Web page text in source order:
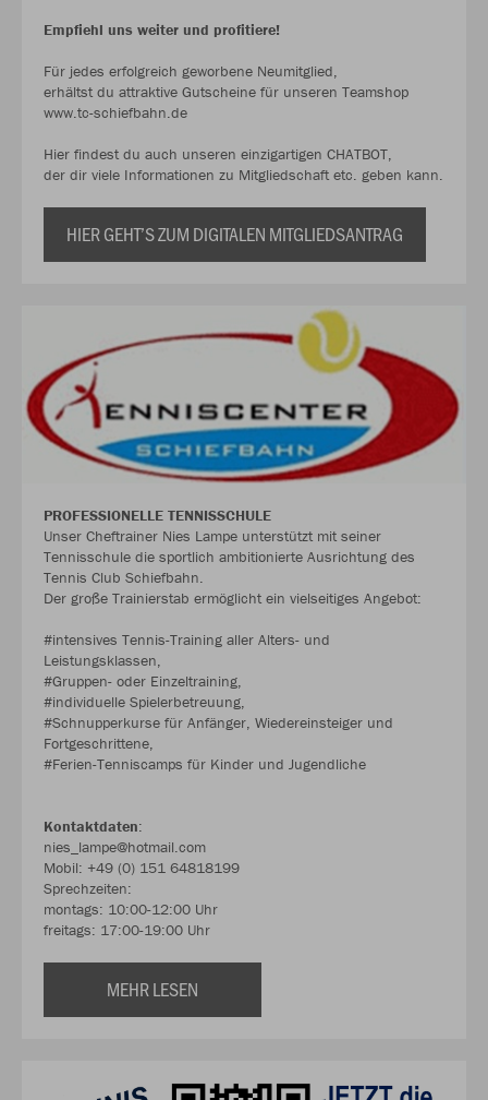
Empfiehl uns weiter und profitiere!
Für jedes erfolgreich geworbene Neumitglied,
erhältst du attraktive Gutscheine für unseren Teamshop
www.tc-schiefbahn.de
Hier findest du auch unseren einzigartigen CHATBOT,
der dir viele Informationen zu Mitgliedschaft etc. geben kann.
HIER GEHT’S ZUM DIGITALEN MITGLIEDSANTRAG
PROFESSIONELLE TENNISSCHULE
Unser Cheftrainer Nies Lampe unterstützt mit seiner
Tennisschule die sportlich ambitionierte Ausrichtung des
Tennis Club Schiefbahn.
Der große Trainierstab ermöglicht ein vielseitiges Angebot:
#intensives Tennis-Training aller Alters- und
Leistungsklassen,
#Gruppen- oder Einzeltraining,
#individuelle Spielerbetreuung,
#Schnupperkurse für Anfänger, Wiedereinsteiger und
Fortgeschrittene,
#Ferien-Tenniscamps für Kinder und Jugendliche
Kontaktdaten:
nies_lampe@hotmail.com
Mobil: +49 (0) 151 64818199
Sprechzeiten:
montags: 10:00-12:00 Uhr
freitags: 17:00-19:00 Uhr
MEHR LESEN